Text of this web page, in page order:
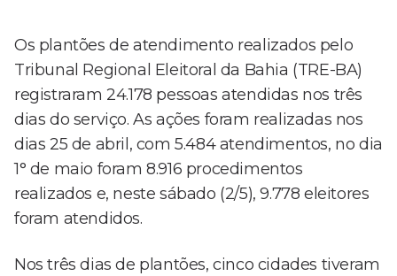
Os plantões de atendimento realizados pelo
Tribunal Regional Eleitoral da Bahia (TRE-BA)
registraram 24.178 pessoas atendidas nos três
dias do serviço. As ações foram realizadas nos
dias 25 de abril, com 5.484 atendimentos, no dia
1° de maio foram 8.916 procedimentos
realizados e, neste sábado (2/5), 9.778 eleitores
foram atendidos.
Nos três dias de plantões, cinco cidades tiveram